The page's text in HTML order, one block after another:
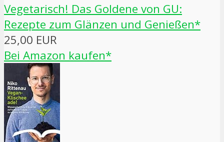
Vegetarisch! Das Goldene von GU:
Rezepte zum Glänzen und Genießen*
25,00 EUR
Bei Amazon kaufen*